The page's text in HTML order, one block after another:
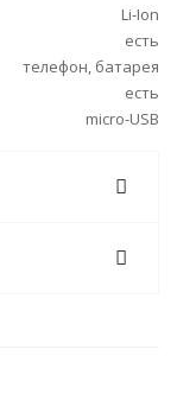
Li-Ion
есть
телефон, батарея
есть
micro-USB